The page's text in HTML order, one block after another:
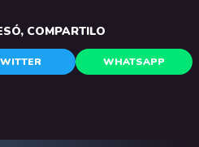
COMPARTILO
WHATSAPP